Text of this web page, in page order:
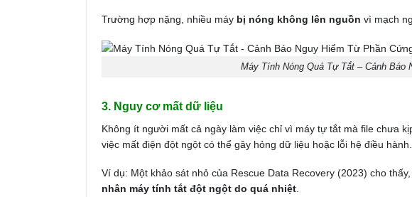
Trường hợp nặng, nhiều máy bị nóng không lên nguồn vì mạch
Máy Tính Nóng Quá Tự Tắt – Cảnh Báo
3. Nguy cơ mất dữ liệu
Không ít người mất cả ngày làm việc chỉ vì máy tự tắt mà file chưa
việc mất điện đột ngột có thể gây hỏng dữ liệu hoặc lỗi hệ điều hành.
Ví dụ: Một khảo sát nhỏ của Rescue Data Recovery (2023) cho thấy,
nhân máy tính tắt đột ngột do quá nhiệt.